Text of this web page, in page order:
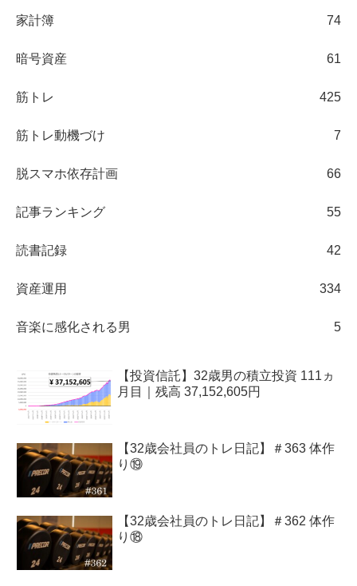
家計簿 74
暗号資産 61
筋トレ 425
筋トレ動機づけ 7
脱スマホ依存計画 66
記事ランキング 55
読書記録 42
資産運用 334
音楽に感化される男 5
【投資信託】32歳男の積立投資 111ヵ
月目｜残高 37,152,605円
【32歳会社員のトレ日記】＃363 体作
り⑲
【32歳会社員のトレ日記】＃362 体作
り⑱